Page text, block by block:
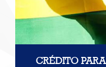
CRÉDITO